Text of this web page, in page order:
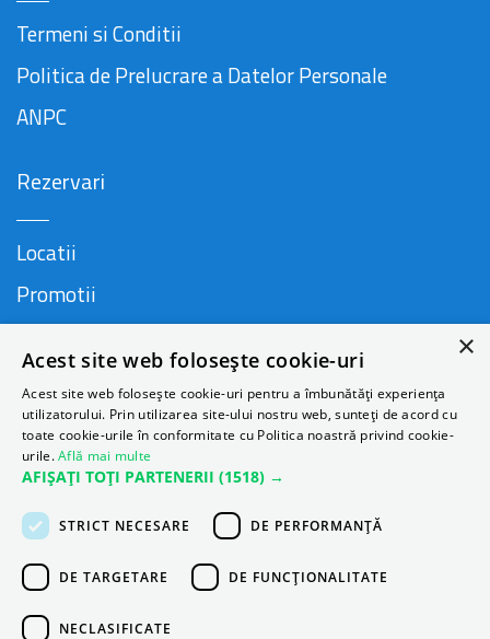
Termeni si Conditii
Politica de Prelucrare a Datelor Personale
ANPC
Rezervari
Locatii
Promotii
Companie
Contact
Despre Autonom
×
Acest site web folosește cookie-uri
Acest site web folosește cookie-uri pentru a îmbunătăți experiența
utilizatorului. Prin utilizarea site-ului nostru web, sunteți de acord cu
toate cookie-urile în conformitate cu Politica noastră privind cookie-
urile.Află mai multe
AFIȘAȚI TOȚI PARTENERII (1518) →
STRICT NECESARE DE PERFORMANȚĂ
DE TARGETARE DE FUNCŢIONALITATE
NECLASIFICATE